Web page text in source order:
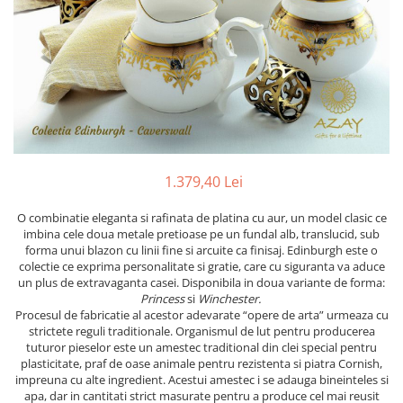
SUB 500
SUB 200
SUB 1000
SUB 2000
SUB 3000
SUB 5000
PRODUSE
CĂNI
ACCESORII PENTRU MASĂ
SET CEAI &AMP; DESERT
CEASURI DE INTERIOR
OBIECTE DECORATIVE
VAZE DECORATIVE
PRODUSE PENTRU CURĂŢAT
ACCESORII DECORATIVE
SETURI DE CAFEA
BRANDURI
ROYAL ALBERT
AZAY CASA
JL COQUET
PORTMEIRION
VILLA ALTACHIARA
PIP STUDIO
COLECȚII
MIRANDA KERR
NEW COUNTRY ROSES PINK
ROSECONFETTI
POLKA ROSE
BOXE
CORPURI DE ILUMINAT
TROFEE
BRANDURI
WATERFORD
VALENTI
SALVIATI
ROYAL ALBERT
PORTMEIRION
AZAY CASA
CHINELLI
COLECTII
BOURGOGNE
LUXE
SETURI PENTRU CAVIAR
PAHARE SI CANI
ACCESORII BIROU
SUPORTURI PENTRU PRAJITURI
CASETE DE BIJUTERII
BRANDURI
ARTHUR PRICE OF ENGLAND
CHINELLI
AZAY CASA
VERA WANG
WEDGWOOD
ROYAL DOULTON
COLECTII
GOCCIA
1.379,40 Lei
O combinatie eleganta si rafinata de platina cu aur, un model clasic ce
imbina cele doua metale pretioase pe un fundal alb, translucid, sub
forma unui blazon cu linii fine si arcuite ca finisaj. Edinburgh este o
colectie ce exprima personalitate si gratie, care cu siguranta va aduce
un plus de extravaganta casei. Disponibila in doua variante de forma:
Princesssi Winchester.
Procesul de fabricatie al acestor adevarate “opere de arta” urmeaza cu
strictete reguli traditionale. Organismul de lut pentru producerea
tuturor pieselor este un amestec traditional din clei special pentru
plasticitate, praf de oase animale pentru rezistenta si piatra Cornish,
impreuna cu alte ingredient. Acestui amestec i se adauga bineinteles si
apa, dar in cantitati strict masurate pentru a produce cel mai reusit